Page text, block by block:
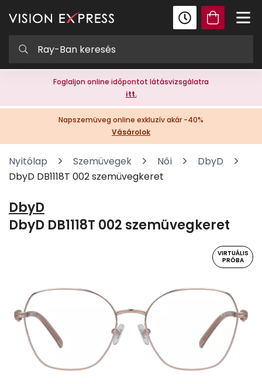
Foglaljon online időpontot látásvizsgálatra
itt.
Napszemüveg online exkluzív akár -40%
Vásárolok
Nyitólap Szemüvegek Női
DbyD
DbyD DB1118T 002 szemüvegkeret
DbyD
DbyD DB1118T 002 szemüvegkeret
VIRTUÁLIS
PRÓBA